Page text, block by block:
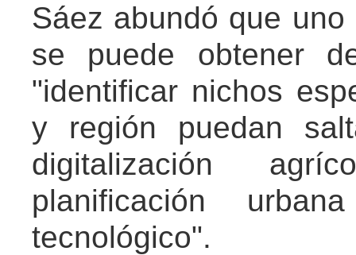
Sáez abundó que
se puede obtener
"identificar nichos
y región puedan
digitalización
planificación
tecnológico".